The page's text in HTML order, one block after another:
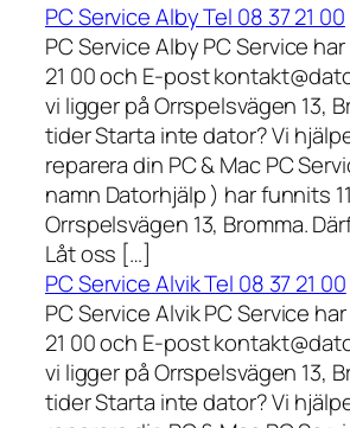
PC Service Alby Tel 08 37 21 00
PC Service Alby PC Service
21 00 och E-post
vi ligger på Orrspelsvägen 13,
tider Starta inte dator? Vi
reparera din PC & Mac PC
namn Datorhjälp ) har funnits
Orrspelsvägen 13, Bromma.
Låt oss […]
PC Service Alvik Tel 08 37 21 00
PC Service Alvik PC Service
21 00 och E-post
vi ligger på Orrspelsvägen 13,
tider Starta inte dator? Vi